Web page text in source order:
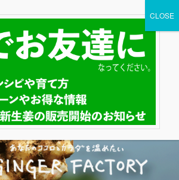
FACTORY
ンジャーでエール♪
検
索